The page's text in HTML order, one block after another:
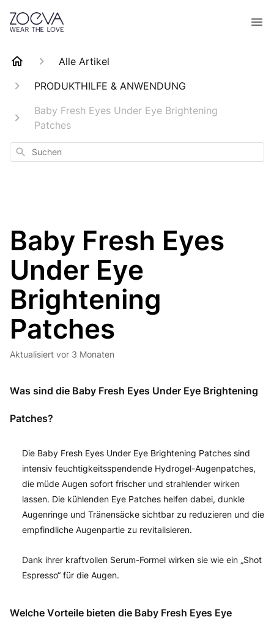
Alle Artikel
PRODUKTHILFE & ANWENDUNG
Baby Fresh Eyes Under Eye Brightening
Patches
Suchen
Baby Fresh Eyes
Under Eye
Brightening
Patches
Aktualisiert vor 3 Monaten
Was sind die Baby Fresh Eyes Under Eye Brightening
Patches?
Die Baby Fresh Eyes Under Eye Brightening Patches sind
intensiv feuchtigkeitsspendende Hydrogel-Augenpatches,
die müde Augen sofort frischer und strahlender wirken
lassen. Die kühlenden Eye Patches helfen dabei, dunkle
Augenringe und Tränensäcke sichtbar zu reduzieren und die
empfindliche Augenpartie zu revitalisieren.
Dank ihrer kraftvollen Serum-Formel wirken sie wie ein „Shot
Espresso“ für die Augen.
Welche Vorteile bieten die Baby Fresh Eyes Eye